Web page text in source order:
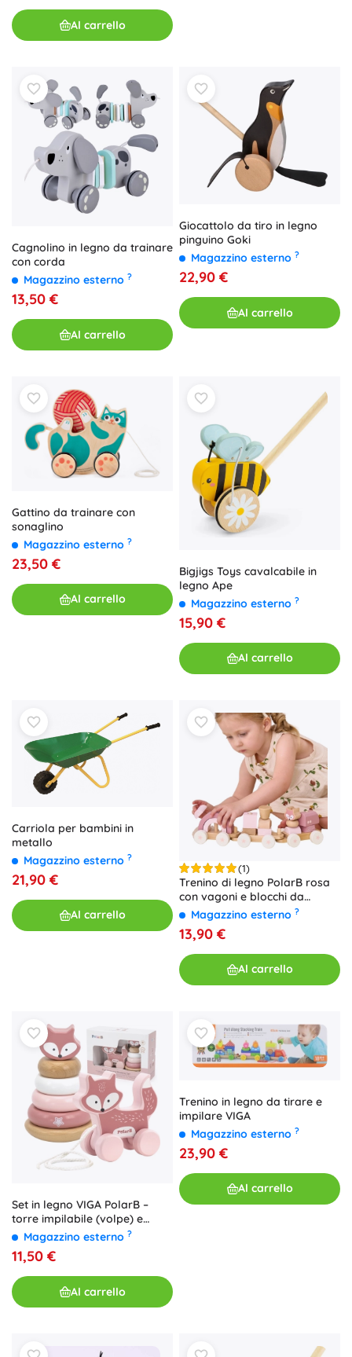
Al carrello
Cagnolino in legno da trainare
con corda
Magazzino esterno ?
13,50 €
Al carrello
Giocattolo da tiro in legno
pinguino Goki
Magazzino esterno ?
22,90 €
Al carrello
Gattino da trainare con
sonaglino
Magazzino esterno ?
23,50 €
Al carrello
Bigjigs Toys cavalcabile in
legno Ape
Magazzino esterno ?
15,90 €
Al carrello
Carriola per bambini in
metallo
Magazzino esterno ?
21,90 €
Al carrello
(1)
Trenino di legno PolarB rosa
con vagoni e blocchi da
costruzione Viga
Magazzino esterno ?
13,90 €
Al carrello
Set in legno VIGA PolarB –
torre impilabile (volpe) e
volpe da traino
Magazzino esterno ?
11,50 €
Al carrello
Trenino in legno da tirare e
impilare VIGA
Magazzino esterno ?
23,90 €
Al carrello